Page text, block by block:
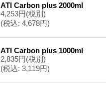
ATI Carbon plus 2000ml
4,253円(税別)
(税込: 4,678円)
ATI Carbon plus 1000ml
2,835円(税別)
(税込: 3,119円)